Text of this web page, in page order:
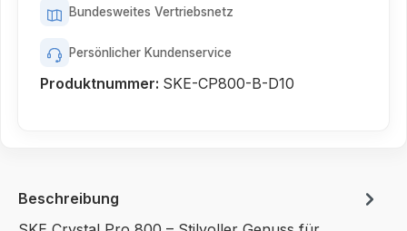
Bundesweites Vertriebsnetz
Persönlicher Kundenservice
Produktnummer: SKE-CP800-B-D10
Beschreibung